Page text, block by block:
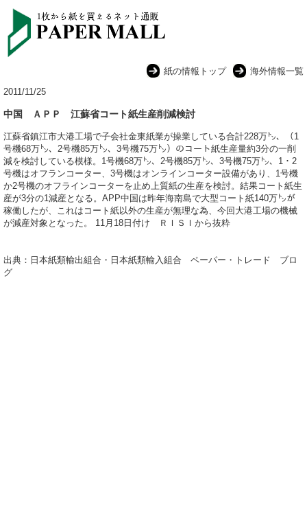
紙の情報トップ
海外情報一覧
2011/11/25
中国 ＡＰＰ 江蘇省コート紙生産削減検討
江蘇省鎮江市大港工場で子会社金東紙業が操業している合計228万㌧、（1
号機68万㌧、2号機85万㌧、3号機75万㌧）のコート紙生産量約3分の一削
減を検討している模様。1号機68万㌧、2号機85万㌧、3号機75万㌧、1・2
号機はオフランコーター、3号機はオンラインコーター設備があり、1号機
か2号機のオフラインコーターを止め上質紙の生産を検討。結果コート紙生
産が3分の1減産となる。APP中国は昨年海南島で大型コート紙140万㌧が
稼働したが、これはコート紙以外の生産が無理な為、今回大港工場の機械
が減産対象となった。 11月18日付け ＲＩＳＩから抜粋
出典：日本紙類輸出組合・日本紙類輸入組合 ペーパー・トレード ブロ
グ